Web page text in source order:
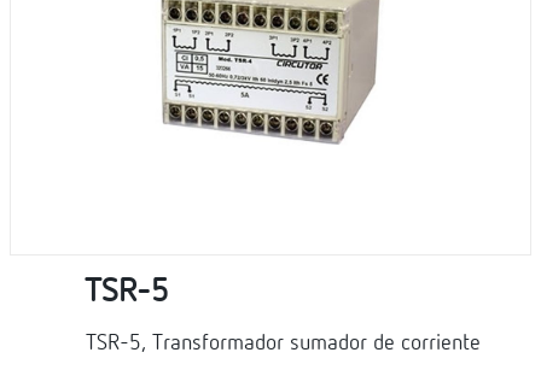
TSR-5
TSR-5, Transformador sumador de corriente